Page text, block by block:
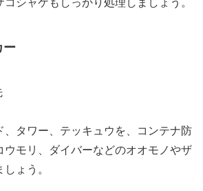
シャケもしっかり処理しましょう。
ー
、タワー、テッキュウを、コンテナ防
ウモリ、ダイバーなどのオオモノやザ
ょう。